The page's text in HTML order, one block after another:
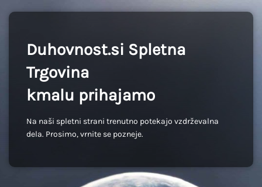
Duhovnost.si Spletna
Trgovina
kmalu prihajamo
Na naši spletni strani trenutno potekajo vzdrževalna
dela. Prosimo, vrnite se pozneje.